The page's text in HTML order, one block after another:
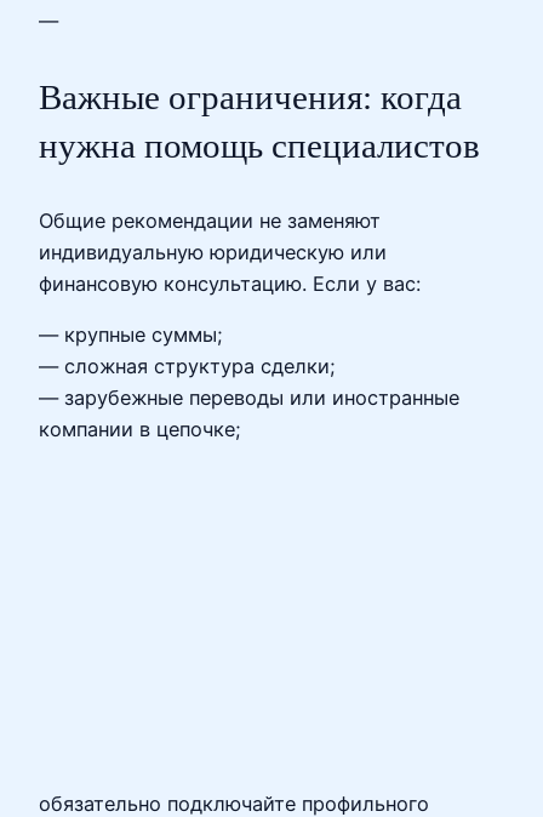
—
Важные ограничения: когда
нужна помощь специалистов
Общие рекомендации не заменяют
индивидуальную юридическую или
финансовую консультацию. Если у вас:
— крупные суммы;
— сложная структура сделки;
— зарубежные переводы или иностранные
компании в цепочке;
обязательно подключайте профильного